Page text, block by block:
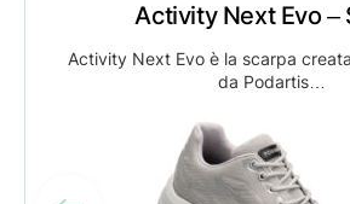
Activity Next Evo –
Activity Next Evo è la scarpa
da Podartis…